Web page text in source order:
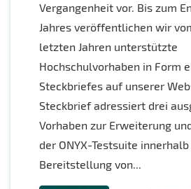
Vergangenheit vor. Bis zum
Jahres veröffentlichen wir
letzten Jahren unterstützte
Hochschulvorhaben in Form
Steckbriefes auf unserer
Steckbrief adressiert drei
Vorhaben zur Erweiterung
der ONYX-Testsuite innerhalb
Bereitstellung von...